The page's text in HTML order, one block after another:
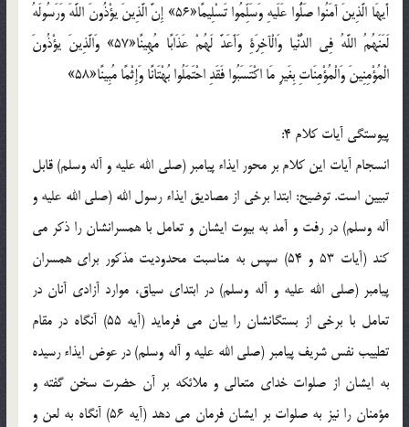
أَيهَا الَّذِينَ آمَنُوا صَلُّوا عَلَيهِ وَسَلِّمُوا تَسْلِيمًا«56» إِنَّ الَّذِينَ يؤْذُونَ اللَّهَ وَرَسُولَهُ
لَعَنَهُمُ اللَّهُ فِي الدُّنْيا وَالْآخِرَةِ وَأَعَدَّ لَهُمْ عَذَابًا مُهِينًا«57» وَالَّذِينَ يؤْذُونَ
الْمُؤْمِنِينَ وَالْمُؤْمِنَاتِ بِغَيرِ مَا اكْتَسَبُوا فَقَدِ احْتَمَلُوا بُهْتَانًا وَإِثْمًا مُبِينًا«58»
پيوستگي آيات کلام 4:
انسجام آيات اين کلام بر محور ايذاء پيامبر (صلي الله عليه و آله وسلم) قابل
تبيين است. توضيح: ابتدا برخي از مصاديق ايذاء رسول الله (صلي الله عليه و
آله وسلم) در رفت و آمد به بيوت ايشان و تعامل با همسرانشان را ذکر مي
کند (آيات 53 و 54) سپس به مناسبت محدوديت مذکور براي همسران
پيامبر (صلي الله عليه و آله وسلم) در ابتداي سياق، موارد آزادي آنان در
تعامل با برخي از بستگانشان را بيان مي فرمايد (آيه 55) آنگاه در مقام
تطييب نفس شريف پيامبر (صلي الله عليه و آله وسلم) در عوض ايذاء رسيده
به ايشان از صلوات خداي متعالي و ملائکه بر آن حضرت سخن گفته و
مؤمنان را نيز به صلوات بر ايشان فرمان مي دهد (آيه 56) آنگاه به لعن و